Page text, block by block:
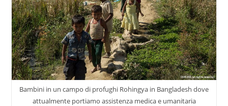
Bambini in un campo di profughi Rohingya in Bangladesh dove
attualmente portiamo assistenza medica e umanitaria